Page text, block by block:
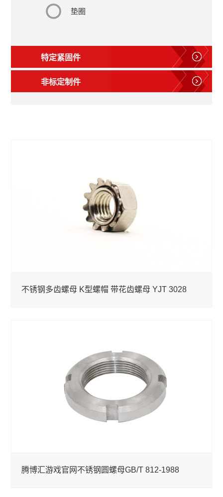
垫圈
特定紧固件
非标定制件
不锈钢多齿螺母 K型螺帽 带花齿螺母 YJT 3028
腾博汇游戏官网不锈钢圆螺母GB/T 812-1988